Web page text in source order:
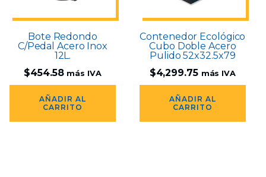
Bote Redondo
C/Pedal Acero Inox
12L.
$454.58 más IVA
AÑADIR AL
CARRITO
Contenedor Ecológico
Cubo Doble Acero
Pulido 52x32.5x79
$4,299.75 más IVA
AÑADIR AL
CARRITO